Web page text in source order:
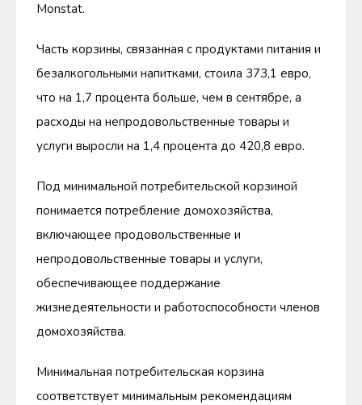
Monstat.
Часть корзины, связанная с продуктами питания и
безалкогольными напитками, стоила 373,1 евро,
что на 1,7 процента больше, чем в сентябре, а
расходы на непродовольственные товары и
услуги выросли на 1,4 процента до 420,8 евро.
Под минимальной потребительской корзиной
понимается потребление домохозяйства,
включающее продовольственные и
непродовольственные товары и услуги,
обеспечивающее поддержание
жизнедеятельности и работоспособности членов
домохозяйства.
Минимальная потребительская корзина
соответствует минимальным рекомендациям